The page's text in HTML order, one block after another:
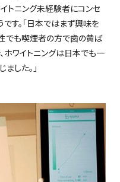
トニング未経験者にコンセ
す。「日本ではまず興味を
性でも喫煙者の方で歯の黄ば
ホワイトニングは日本でも一
した。」